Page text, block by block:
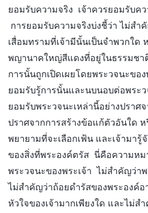
ยอมรับความจริง เจ้าควรยอมรับค
การยอมรับความจริงบ่งชี้ว่า ไม่สำ
เสื่อมทรามที่เจ้ามีนั้นเป็นจำพวกใด
พญานาคใหญ่สีแดงที่อยู่ในธรรมชา
การนั้นถูกเปิดเผยโดยพระวจนะของ
ยอมรับรู้การนั้นและนบนอบต่อพระว
ยอมรับพระวจนะเหล่านี้อย่างปราศจ
ปราศจากการสร้างข้อแก้ตัวอันใด ห
พยายามที่จะเลือกเฟ้น และเจ้ามารู้
ของสิ่งที่พระองค์ตรัส นี่คือความหม
พระวจนะของพระเจ้า ไม่สำคัญว่า
ไม่สำคัญว่าถ้อยดำรัสของพระองค์อ
หัวใจของเจ้ามากเพียงใด และไม่ส